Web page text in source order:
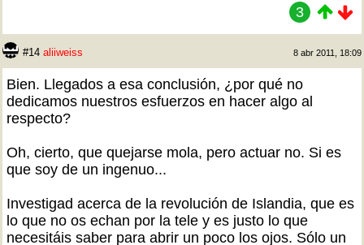
3
#14 aliiweiss 8 abr 2011, 18:09
Bien. Llegados a esa conclusión, ¿por qué no
dedicamos nuestros esfuerzos en hacer algo al
respecto?
Oh, cierto, que quejarse mola, pero actuar no. Si es
que soy de un ingenuo...
Investigad acerca de la revolución de Islandia, que es
lo que no os echan por la tele y es justo lo que
necesitáis saber para abrir un poco los ojos. Sólo un